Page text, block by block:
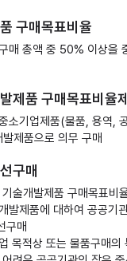
구매목표비율
매 총액 중 50% 이상을
제품 구매목표비율
소기업제품(물품, 용역,
제품으로 의무 구매
구매
술개발제품 구매목표비
발제품에 대하여 공공기
구매
목적상 또는 물품구매의